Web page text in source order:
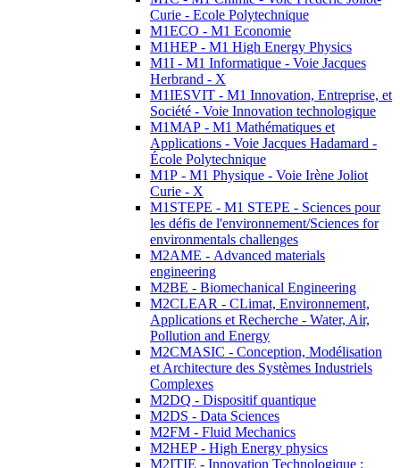
Curie - Ecole Polytechnique
M1ECO - M1 Economie
M1HEP - M1 High Energy Physics
M1I - M1 Informatique - Voie Jacques
Herbrand - X
M1IESVIT - M1 Innovation, Entreprise, et
Société - Voie Innovation technologique
M1MAP - M1 Mathématiques et
Applications - Voie Jacques Hadamard -
École Polytechnique
M1P - M1 Physique - Voie Irène Joliot
Curie - X
M1STEPE - M1 STEPE - Sciences pour
les défis de l'environnement/Sciences for
environmentals challenges
M2AME - Advanced materials
engineering
M2BE - Biomechanical Engineering
M2CLEAR - CLimat, Environnement,
Applications et Recherche - Water, Air,
Pollution and Energy
M2CMASIC - Conception, Modélisation
et Architecture des Systèmes Industriels
Complexes
M2DQ - Dispositif quantique
M2DS - Data Sciences
M2FM - Fluid Mechanics
M2HEP - High Energy physics
M2ITIE - Innovation Technologique :